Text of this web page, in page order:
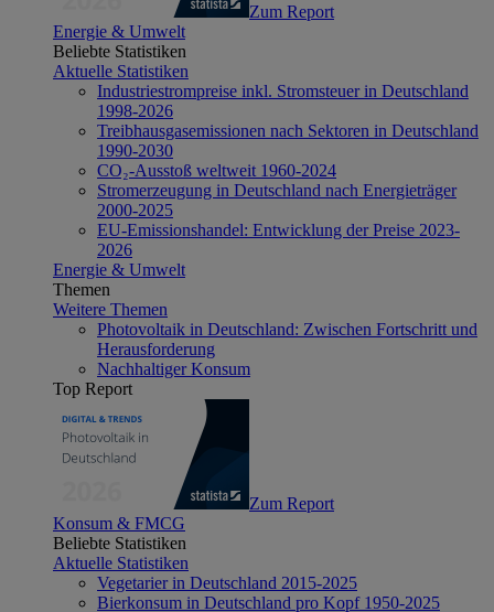
Zum Report
Energie & Umwelt
Beliebte Statistiken
Aktuelle Statistiken
Industriestrompreise inkl. Stromsteuer in Deutschland
1998-2026
Treibhausgasemissionen nach Sektoren in Deutschland
1990-2030
CO₂-Ausstoß weltweit 1960-2024
Stromerzeugung in Deutschland nach Energieträger
2000-2025
EU-Emissionshandel: Entwicklung der Preise 2023-
2026
Energie & Umwelt
Themen
Weitere Themen
Photovoltaik in Deutschland: Zwischen Fortschritt und
Herausforderung
Nachhaltiger Konsum
Top Report
Zum Report
Konsum & FMCG
Beliebte Statistiken
Aktuelle Statistiken
Vegetarier in Deutschland 2015-2025
Bierkonsum in Deutschland pro Kopf 1950-2025